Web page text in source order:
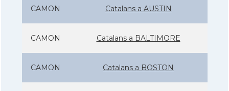
CAMON Catalans a AUSTIN
CAMON Catalans a BALTIMORE
CAMON Catalans a BOSTON